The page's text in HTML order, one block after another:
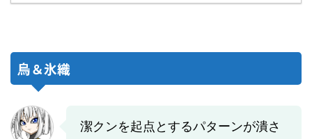
烏＆氷織
潔クンを起点とするパターンが潰さ